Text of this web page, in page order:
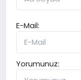
E-Mail:
Yorumunuz: